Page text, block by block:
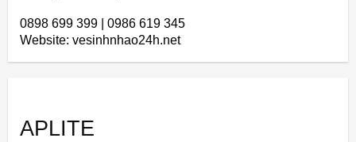
0898 699 399 | 0986 619 345
Website: vesinhnhao24h.net
APLITE